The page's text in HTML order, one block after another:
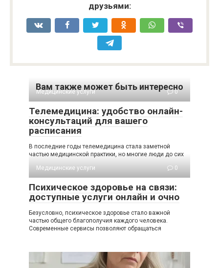
друзьями:
Вам также может быть интересно
Медицинские услуги 0
Телемедицина: удобство онлайн-
консультаций для вашего
расписания
В последние годы телемедицина стала заметной
частью медицинской практики, но многие люди до сих
Медицинские услуги
0
Психическое здоровье на связи:
доступные услуги онлайн и очно
Безусловно, психическое здоровье стало важной
частью общего благополучия каждого человека.
Современные сервисы позволяют обращаться